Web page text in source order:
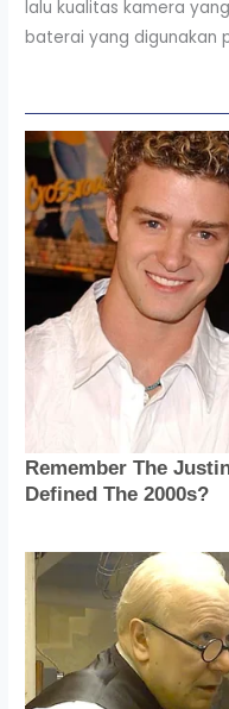
lalu kualitas kamera
baterai yang digunakan